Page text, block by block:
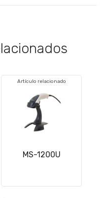
Artículo relacionado
MS-1200U